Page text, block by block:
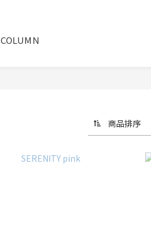
COLUMN
商品排序